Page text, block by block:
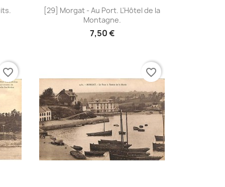
Aperçu rapide
[29] Morgat - Au Port. L'Hôtel de la
Montagne.
7,50 €
favorite_border favorite_border